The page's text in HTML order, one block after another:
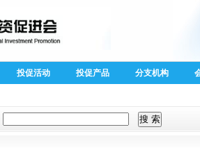
投促活动 投促产品 分支机构